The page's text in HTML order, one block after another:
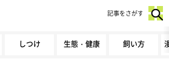
しつけ 生態・健康 飼い方
記事をさがす